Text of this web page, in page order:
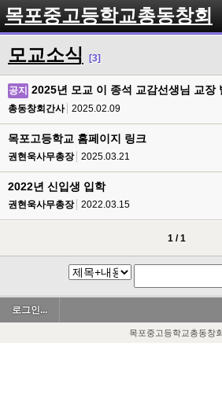
목포중고등학교총동창회
모교소식 [3]
공지 2025년 모교 이 종석 교감선생님 교장
총동창회간사 2025.02.09
목포고등학교 홈페이지 링크
권현욱사무총장 2025.03.21
2022년 신입생 입학
권현욱사무총장 2022.03.15
1 / 1
로그인...
목포중고등학교총동창